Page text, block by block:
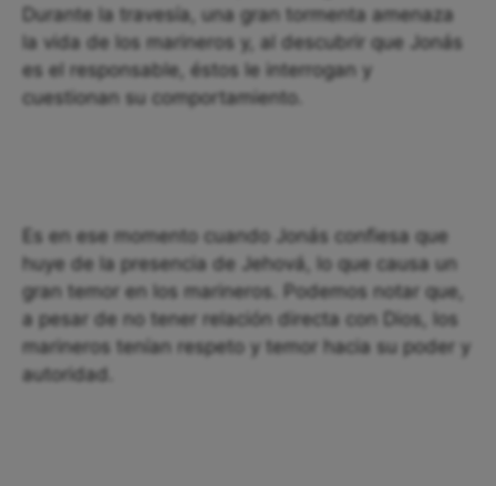
Durante la travesía, una gran tormenta amenaza
la vida de los marineros y, al descubrir que Jonás
es el responsable, éstos le interrogan y
cuestionan su comportamiento.
Es en ese momento cuando Jonás confiesa que
huye de la presencia de Jehová, lo que causa un
gran temor en los marineros. Podemos notar que,
a pesar de no tener relación directa con Dios, los
marineros tenían respeto y temor hacia su poder y
autoridad.